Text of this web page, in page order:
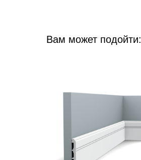
Вам может подойти: